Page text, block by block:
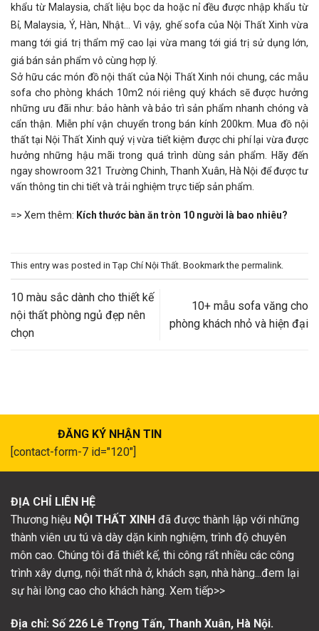
khẩu từ Malaysia, chất liệu bọc da hoặc nỉ đều được nhập khẩu từ
Bỉ, Malaysia, Ý, Hàn, Nhật… Vì vậy, ghế sofa của Nội Thất Xinh vừa
mang tới giá trị thẩm mỹ cao lại vừa mang tới giá trị sử dụng lớn,
giá bán sản phẩm vô cùng hợp lý.
Sở hữu các món đồ nội thất của Nội Thất Xinh nói chung, các mẫu
sofa cho phòng khách 10m2 nói riêng quý khách sẽ được hưởng
những ưu đãi như: bảo hành và bảo trì sản phẩm nhanh chóng và
cẩn thận. Miễn phí vận chuyển trong bán kính 200km. Mua đồ nội
thất tại Nội Thất Xinh quý vị vừa tiết kiệm được chi phí lại vừa được
hưởng những hậu mãi trong quá trình dùng sản phẩm. Hãy đến
ngay showroom 321 Trường Chinh, Thanh Xuân, Hà Nội để được tư
vấn thông tin chi tiết và trải nghiệm trực tiếp sản phẩm.
=> Xem thêm: Kích thước bàn ăn tròn 10 người là bao nhiêu?
This entry was posted in Tạp Chí Nội Thất . Bookmark the permalink
10 màu sắc dành cho thiết kế
nội thất phòng ngủ đẹp nên
chọn
10+ mẫu sofa văng cho
phòng khách nhỏ và hiện đại
ĐĂNG KÝ NHẬN TIN
[contact-form-7 id="120"]
ĐỊA CHỈ LIÊN HỆ
Thương hiệu NỘI THẤT XINH đã được thành lập với những
thành viên ưu tú và dày dặn kinh nghiệm, trình độ chuyên
môn cao. Chúng tôi đã thiết kế, thi công rất nhiều các công
trình xây dựng, nội thất nhà ở, khách sạn, nhà hàng...đem lại
sự hài lòng cao cho khách hàng. Xem tiếp>>
Địa chỉ: Số 226 Lê Trọng Tấn, Thanh Xuân, Hà Nội.